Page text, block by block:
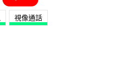
視像通話